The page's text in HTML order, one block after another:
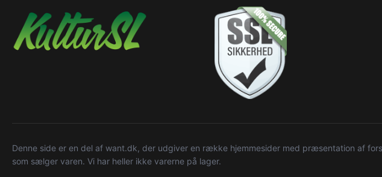
Denne side er en del af want.dk, der udgiver en række hjemmesider med præsentation af
som sælger varen. Vi har heller ikke varerne på lager.